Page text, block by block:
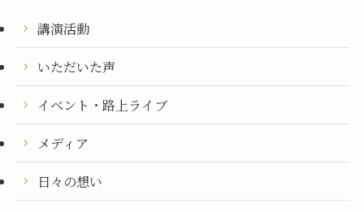
講演活動
いただいた声
イベント・路上ライブ
メディア
日々の想い